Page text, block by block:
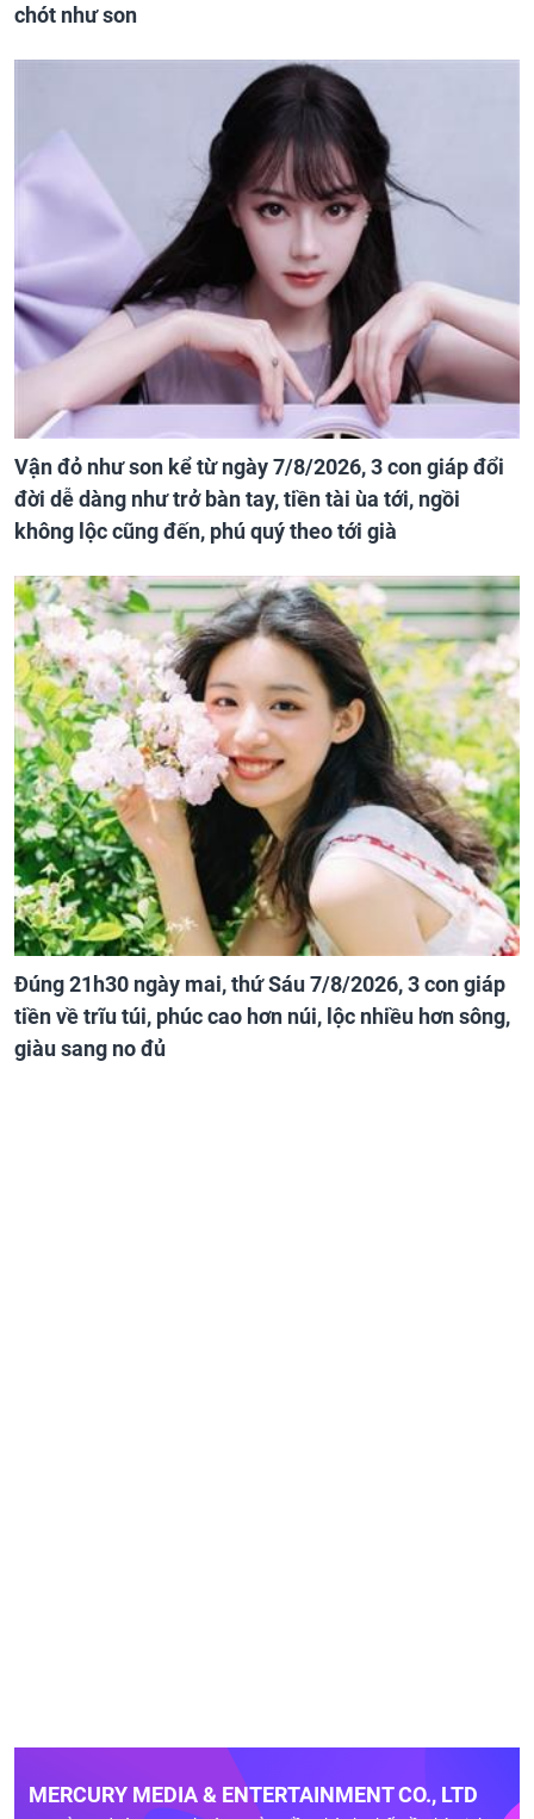
chót như son
Vận đỏ như son kể từ ngày 7/8/2026, 3 con giáp đổi
đời dễ dàng như trở bàn tay, tiền tài ùa tới, ngồi
không lộc cũng đến, phú quý theo tới già
Đúng 21h30 ngày mai, thứ Sáu 7/8/2026, 3 con giáp
tiền về trĩu túi, phúc cao hơn núi, lộc nhiều hơn sông,
giàu sang no đủ
MERCURY MEDIA & ENTERTAINMENT CO., LTD